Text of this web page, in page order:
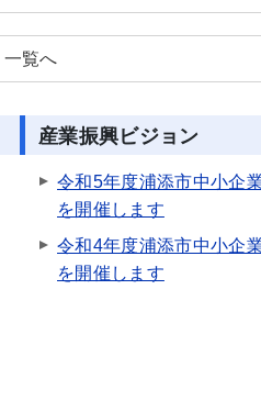
一覧へ
産業振興ビジョン
令和5年度浦添市中小企
を開催します
令和4年度浦添市中小企
を開催します